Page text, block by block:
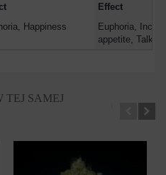
Happiness
Effect
Euphoria,
appetite,
TEJ SAMEJ